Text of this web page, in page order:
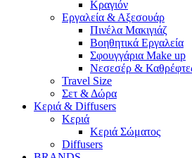
Κραγιόν
Εργαλεία & Αξεσουάρ
Πινέλα Μακιγιάζ
Βοηθητικά Εργαλεία
Σφουγγάρια Make up
Νεσεσέρ &
Travel Size
Σετ & Δώρα
Κεριά & Diffusers
Κεριά
Κεριά Σώματος
Diffusers